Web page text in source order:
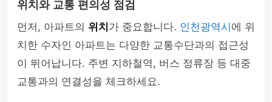
위치와 교통 편의성 점검
먼저, 아파트의 위치 가 중요합니다. 인천광역시 에 위
치한 수자인 아파트는 다양한 교통수단과의 접근성
이 뛰어납니다. 주변 지하철역, 버스 정류장 등 대중
교통과의 연결성을 체크하세요.